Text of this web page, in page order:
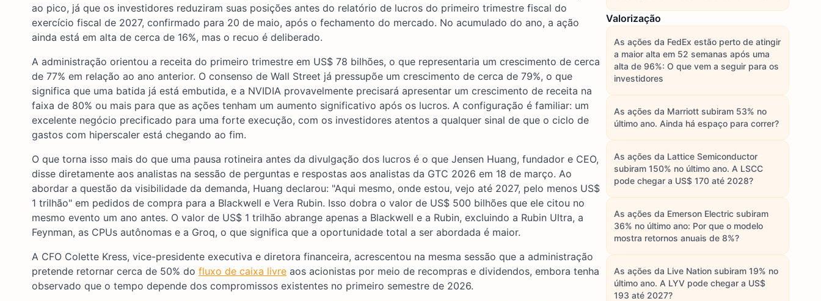
ao pico, já que os investidores reduziram suas posições antes do relatório de lucros do primeiro trimestre fiscal do
exercício fiscal de 2027, confirmado para 20 de maio, após o fechamento do mercado. No acumulado do ano, a ação
ainda está em alta de cerca de 16%, mas o recuo é deliberado.
A administração orientou a receita do primeiro trimestre em US$ 78 bilhões, o que representaria um crescimento de cerca
de 77% em relação ao ano anterior. O consenso de Wall Street já pressupõe um crescimento de cerca de 79%, o que
significa que uma batida já está embutida, e a NVIDIA provavelmente precisará apresentar um crescimento de receita na
faixa de 80% ou mais para que as ações tenham um aumento significativo após os lucros. A configuração é familiar: um
excelente negócio precificado para uma forte execução, com os investidores atentos a qualquer sinal de que o ciclo de
gastos com hiperscaler está chegando ao fim.
O que torna isso mais do que uma pausa rotineira antes da divulgação dos lucros é o que Jensen Huang, fundador e CEO,
disse diretamente aos analistas na sessão de perguntas e respostas aos analistas da GTC 2026 em 18 de março. Ao
abordar a questão da visibilidade da demanda, Huang declarou: "Aqui mesmo, onde estou, vejo até 2027, pelo menos US$
1 trilhão" em pedidos de compra para a Blackwell e Vera Rubin. Isso dobra o valor de US$ 500 bilhões que ele citou no
mesmo evento um ano antes. O valor de US$ 1 trilhão abrange apenas a Blackwell e a Rubin, excluindo a Rubin Ultra, a
Feynman, as CPUs autônomas e a Groq, o que significa que a oportunidade total a ser abordada é maior.
A CFO Colette Kress, vice-presidente executiva e diretora financeira, acrescentou na mesma sessão que a administração
pretende retornar cerca de 50% do fluxo de caixa livre aos acionistas por meio de recompras e dividendos, embora tenha
observado que o tempo depende dos compromissos existentes no primeiro semestre de 2026.
Valorização
As ações da FedEx estão perto de atingir
a maior alta em 52 semanas após uma
alta de 96%: O que vem a seguir para os
investidores
As ações da Marriott subiram 53% no
último ano. Ainda há espaço para correr?
As ações da Lattice Semiconductor
subiram 150% no último ano. A LSCC
pode chegar a US$ 170 até 2028?
As ações da Emerson Electric subiram
36% no último ano: Por que o modelo
mostra retornos anuais de 8%?
As ações da Live Nation subiram 19% no
último ano. A LYV pode chegar a US$
193 até 2027?